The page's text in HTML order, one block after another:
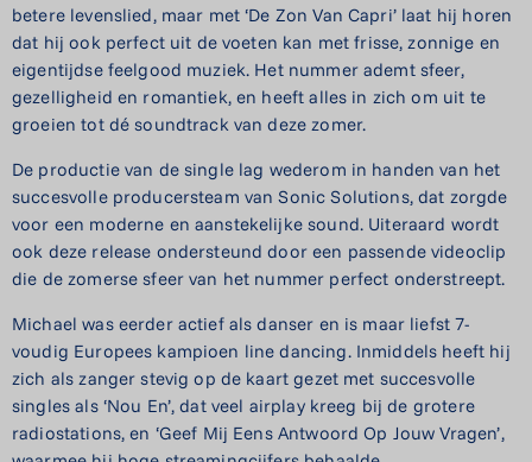
betere levenslied, maar met ‘De Zon Van Capri’ laat hij horen
dat hij ook perfect uit de voeten kan met frisse, zonnige en
eigentijdse feelgood muziek. Het nummer ademt sfeer,
gezelligheid en romantiek, en heeft alles in zich om uit te
groeien tot dé soundtrack van deze zomer.
De productie van de single lag wederom in handen van het
succesvolle producersteam van Sonic Solutions, dat zorgde
voor een moderne en aanstekelijke sound. Uiteraard wordt
ook deze release ondersteund door een passende videoclip
die de zomerse sfeer van het nummer perfect onderstreept.
Michael was eerder actief als danser en is maar liefst 7-
voudig Europees kampioen line dancing. Inmiddels heeft hij
zich als zanger stevig op de kaart gezet met succesvolle
singles als ‘Nou En’, dat veel airplay kreeg bij de grotere
radiostations, en ‘Geef Mij Eens Antwoord Op Jouw Vragen’,